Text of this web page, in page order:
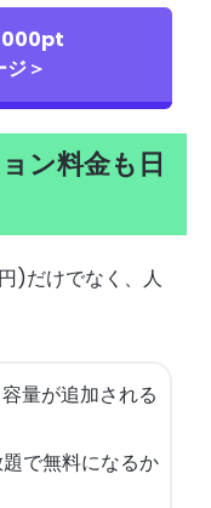
＞
ン料金も日
)だけでなく、人
量が追加される
で無料になるか